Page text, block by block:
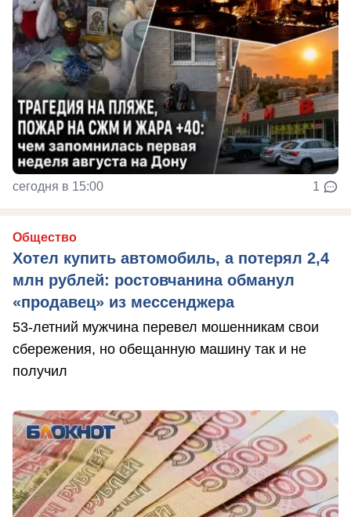
сегодня в 15:00 1
Общество
Хотел купить автомобиль, а потерял 2,4
млн рублей: ростовчанина обманул
«продавец» из мессенджера
53-летний мужчина перевел мошенникам свои
сбережения, но обещанную машину так и не
получил